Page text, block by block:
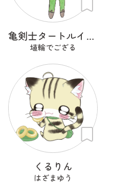
亀剣士タートルイザー
埴輪でござる
くるりん
はざまゆう